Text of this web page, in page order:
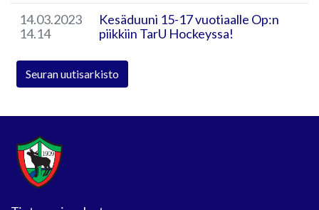
14.03.2023
14.14
Kesäduuni 15-17 vuotiaalle Op:n
piikkiin TarU Hockeyssa!
Seuran uutisarkisto